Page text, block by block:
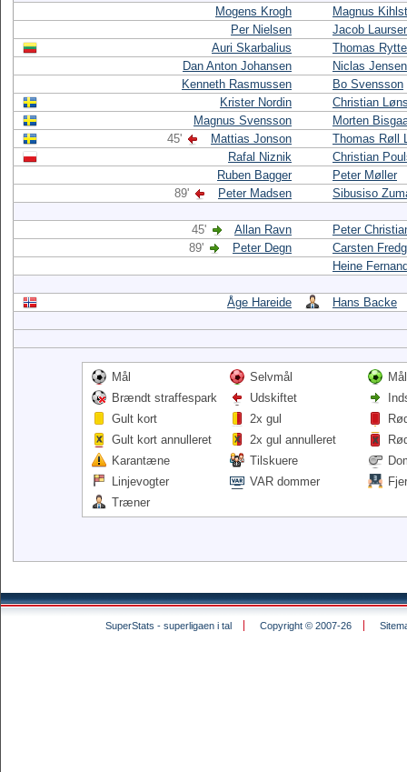
Mogens Krogh
Magnus
Per Nielsen
Jacob
Auri Skarbalius
Thomas
Dan Anton Johansen
Niclas Jensen
Kenneth Rasmussen
Bo Svensson
Krister Nordin
Christian
Magnus Svensson
Morten
45'
Mattias Jonson
Thomas Røll
Rafal Niznik
Christian
Ruben Bagger
Peter Møller
89'
Peter Madsen Sibusiso
45' Allan Ravn
Peter
89'
Peter Degn
Carsten
Heine
Åge Hareide Hans Backe
Mål Selvmål
Brændt straffespark
Udskiftet
Gult kort
2x gul
Gult kort annulleret
2x gul annulleret
Karantæne
Tilskuere
Linjevogter
VAR dommer
Træner
SuperStats - superligaen i tal Copyright © 2007-26